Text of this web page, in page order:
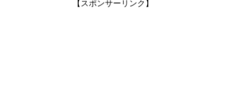
【スポンサーリンク】